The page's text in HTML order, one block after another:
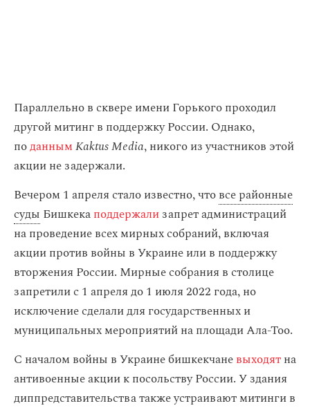
Параллельно в сквере имени Горького проходил
другой митинг в поддержку России. Однако,
поданнымKaktus Media, никого из участников этой
акции не задержали.
Вечером 1 апреля стало известно, чтовсе районные
суды Бишкекаподдержализапрет администраций
на проведение всех мирных собраний, включая
акции против войны в Украине или в поддержку
вторжения России. Мирные собрания в столице
запретили с 1 апреля до 1 июля 2022 года, но
исключение сделали для государственных и
муниципальных мероприятий на площади Ала-Тоо.
С началом войны в Украине бишкекчаневыходятна
антивоенные акции к посольству России. У здания
диппредставительства также устраивают митинги в